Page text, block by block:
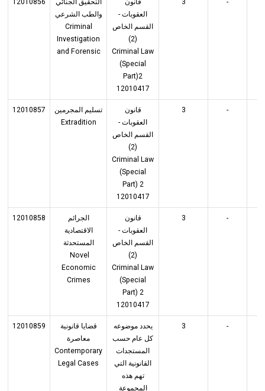
والطب الشرعي
Criminal
Investigation
and Forensic
العقوبات -
القسم الخاص
(2)
Criminal Law
(Special
Part)2
12010417
12010857
تسليم المجرمين
Extradition
قانون
العقوبات -
القسم الخاص
(2)
Criminal Law
(Special
Part) 2
12010417
3 -
12010858
الجرائم
الاقتصادية
المستحدثة
Novel
Economic
Crimes
قانون
العقوبات -
القسم الخاص
(2)
Criminal Law
(Special
Part) 2
12010417
3 -
12010859
قضايا قانونية
معاصرة
Contemporary
Legal Cases
يحدد موضوعه
كل عام حسب
المستجدات
القانونية التي
تهم هذه
المجموعة
3 -